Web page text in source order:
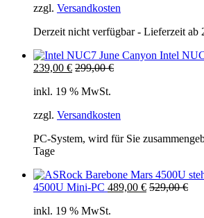
zzgl. Versandkosten
Derzeit nicht verfügbar - Lieferzeit ab
Intel
239,00 € 299,00€
inkl. 19 % MwSt.
zzgl. Versandkosten
PC-System, wird für Sie
Tage
4500U Mini-PC 489,00 € 529,00€
inkl. 19 % MwSt.